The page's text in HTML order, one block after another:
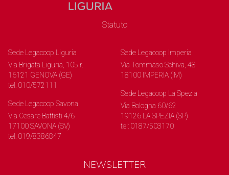
Statuto
Sede Legacoop Liguria
Via Brigata Liguria, 105 r.
16121 GENOVA (GE)
tel: 010/572111
Sede Legacoop Savona
Via Cesare Battisti 4/6
17100 SAVONA (SV)
tel: 019/8386847
Sede Legacoop Imperia
Via Tommaso Schiva, 48
18100 IMPERIA (IM)
Sede Legacoop La Spezia
Via Bologna 60/62
19126 LA SPEZIA (SP)
tel: 0187/503170
NEWSLETTER